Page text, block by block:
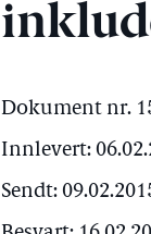
Dokument nr.
Innlevert:
Sendt: